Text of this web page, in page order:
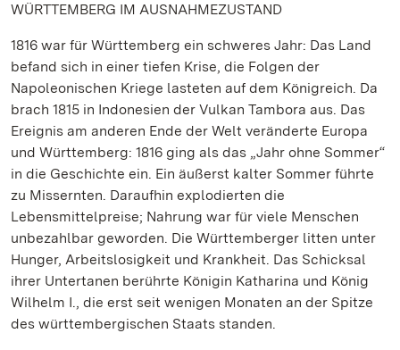
WÜRTTEMBERG IM AUSNAHMEZUSTAND
1816 war für Württemberg ein schweres Jahr: Das Land
befand sich in einer tiefen Krise, die Folgen der
Napoleonischen Kriege lasteten auf dem Königreich. Da
brach 1815 in Indonesien der Vulkan Tambora aus. Das
Ereignis am anderen Ende der Welt veränderte Europa
und Württemberg: 1816 ging als das „Jahr ohne Sommer“
in die Geschichte ein. Ein äußerst kalter Sommer führte
zu Missernten. Daraufhin explodierten die
Lebensmittelpreise; Nahrung war für viele Menschen
unbezahlbar geworden. Die Württemberger litten unter
Hunger, Arbeitslosigkeit und Krankheit. Das Schicksal
ihrer Untertanen berührte Königin Katharina und König
Wilhelm I., die erst seit wenigen Monaten an der Spitze
des württembergischen Staats standen.